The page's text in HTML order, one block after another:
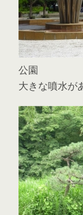
公園
大きな噴水が